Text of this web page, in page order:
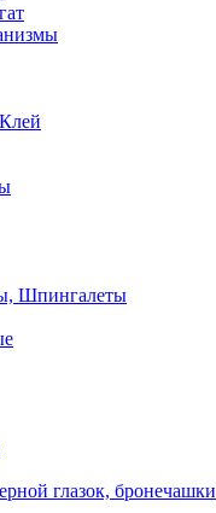
Шпингалеты
глазок, бронечашки